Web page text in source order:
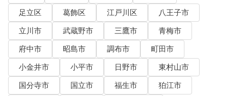
足立区
葛飾区 江戸川区
八王子市
立川市
武蔵野市 三鷹市
青梅市
府中市
昭島市 調布市
町田市
小金井市
小平市 日野市
東村山市
国分寺市
国立市 福生市
狛江市